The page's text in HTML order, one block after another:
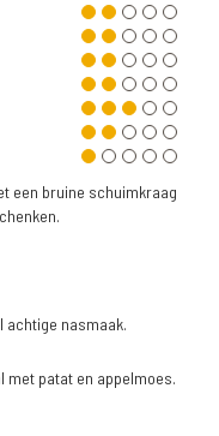
een bruine schuimkraag
achtige nasmaak.
met patat en appelmoes.